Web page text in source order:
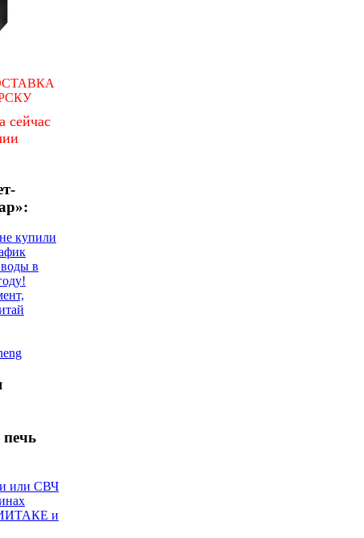
сейчас
купили
в
или СВЧ
и